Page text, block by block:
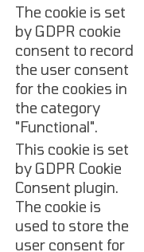
The cookie is set
by GDPR cookie
consent to record
the user consent
for the cookies in
the category
"Functional".
This cookie is set
by GDPR Cookie
Consent plugin.
The cookie is
used to store the
user consent for